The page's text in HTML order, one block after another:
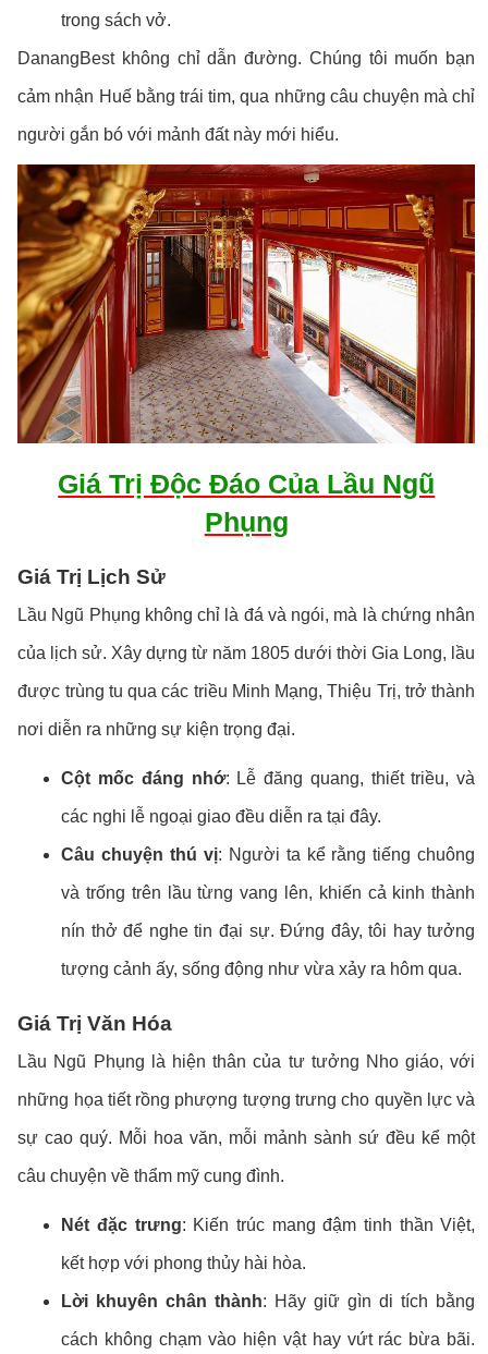
trong sách vở.
DanangBest không chỉ dẫn đường. Chúng tôi muốn bạn
cảm nhận Huế bằng trái tim, qua những câu chuyện mà chỉ
người gắn bó với mảnh đất này mới hiểu.
Giá Trị Độc Đáo Của Lầu Ngũ
Phụng
Giá Trị Lịch Sử
Lầu Ngũ Phụng không chỉ là đá và ngói, mà là chứng nhân
của lịch sử. Xây dựng từ năm 1805 dưới thời Gia Long, lầu
được trùng tu qua các triều Minh Mạng, Thiệu Trị, trở thành
nơi diễn ra những sự kiện trọng đại.
Cột mốc đáng nhớ: Lễ đăng quang, thiết triều, và
các nghi lễ ngoại giao đều diễn ra tại đây.
Câu chuyện thú vị: Người ta kể rằng tiếng chuông
và trống trên lầu từng vang lên, khiến cả kinh thành
nín thở để nghe tin đại sự. Đứng đây, tôi hay tưởng
tượng cảnh ấy, sống động như vừa xảy ra hôm qua.
Giá Trị Văn Hóa
Lầu Ngũ Phụng là hiện thân của tư tưởng Nho giáo, với
những họa tiết rồng phượng tượng trưng cho quyền lực và
sự cao quý. Mỗi hoa văn, mỗi mảnh sành sứ đều kể một
câu chuyện về thẩm mỹ cung đình.
Nét đặc trưng: Kiến trúc mang đậm tinh thần Việt,
kết hợp với phong thủy hài hòa.
Lời khuyên chân thành: Hãy giữ gìn di tích bằng
cách không chạm vào hiện vật hay vứt rác bừa bãi.